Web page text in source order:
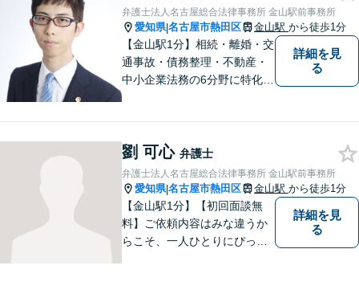
弁護士法人名古屋総合法律事務所 金山駅前事務所
愛知県|名古屋市熱田区 金山駅 から徒歩1分
【金山駅1分】相続・離婚・交
通事故・債務整理・不動産・
中小企業法務の6分野に特化！
ーションを重視し、情報連携
を図りながら納得の解決へと
導いてまいります。
詳細を見
る
劉 可心 弁護士
弁護士法人名古屋総合法律事務所 金山駅前事務所
愛知県|名古屋市熱田区 金山駅 から徒歩1分
【金山駅1分】【初回面談無
料】ご依頼内容はみな違うか
らこそ、一人ひとりにぴった
詳細を見
る